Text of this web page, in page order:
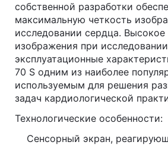
собственной разработки
максимальную четкость
исследовании сердца. Высокое
изображения при
эксплуатационные
70 S одним из наиболее
используемым для решения
задач кардиологической
Технологические особенности:
Сенсорный экран,